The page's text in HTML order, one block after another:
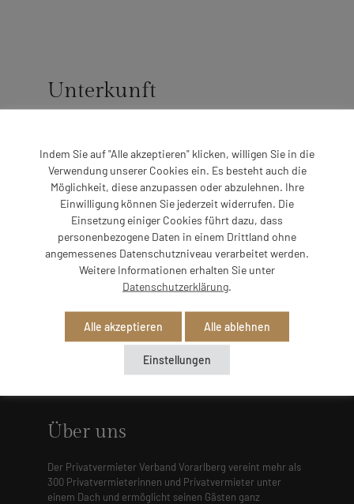
Unterkunft
Impressionen
Über uns
Der Privatvermieter Verband Vorarlberg vereint mehr als
300 Privatvermieterinnen und Privatvermieter unter
einem Dach und ermöglicht seinen Gästen ganz
Indem Sie auf "Alle akzeptieren" klicken, willigen Sie in die
Verwendung unserer Cookies ein. Es besteht auch die
Möglichkeit, diese anzupassen oder abzulehnen. Ihre
Einwilligung können Sie jederzeit widerrufen. Die
Einsetzung einiger Cookies führt dazu, dass
personenbezogene Daten in einem Drittland ohne
angemessenes Datenschutzniveau verarbeitet werden.
Weitere Informationen erhalten Sie unter
Datenschutzerklärung
Alle akzeptieren Alle ablehnen
Einstellungen